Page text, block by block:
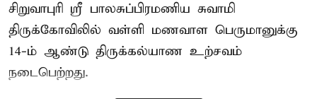
சிறுவாபுரி ஸ்ரீ பாலசுப்பிரமணிய சுவாமி
திருக்கோவிலில் வள்ளி மணவாள பெருமானுக்கு
14-ம் ஆண்டு திருக்கல்யாண உற்சவம்
நடைபெற்றது.